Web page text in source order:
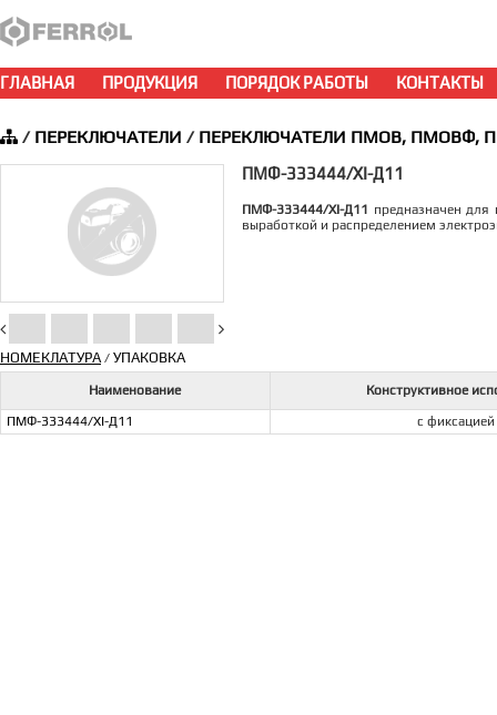
ГЛАВНАЯ ПРОДУКЦИЯ ПОРЯДОК РАБОТЫ КОНТАКТЫ
/ ПЕРЕКЛЮЧАТЕЛИ / ПЕРЕКЛЮЧАТЕЛИ ПМОВ, ПМОВФ,
ПМФ-333444/ХI-Д11
ПМФ-333444/ХI-Д11 предназначен для
выработкой и распределением
НОМЕКЛАТУРА/ УПАКОВКА
Наименование
Конструктивное
ПМФ-333444/ХI-Д11
с фиксацией